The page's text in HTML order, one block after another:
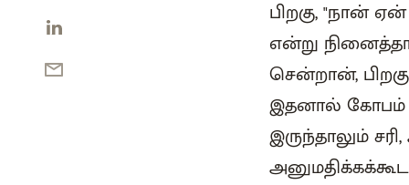
பிறகு, "நான்
என்று
சென்றான்,
இதனால்
இருந்தாலும்